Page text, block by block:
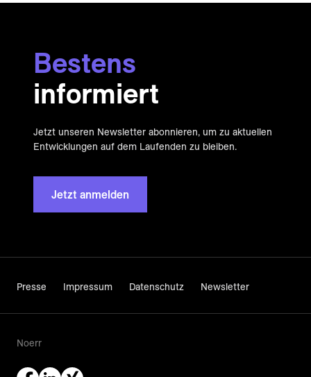
Bestens
informiert
Jetzt unseren Newsletter abonnieren, um zu aktuellen
Entwicklungen auf dem Laufenden zu bleiben.
Jetzt anmelden
Presse Impressum Datenschutz Newsletter
Noerr